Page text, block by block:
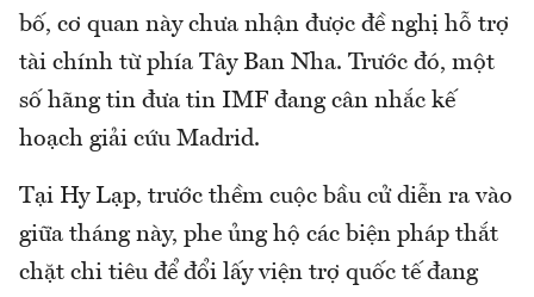
bố, cơ quan này chưa nhận được đề nghị hỗ trợ
tài chính từ phía Tây Ban Nha. Trước đó, một
số hãng tin đưa tin IMF đang cân nhắc kế
hoạch giải cứu Madrid.
Tại Hy Lạp, trước thềm cuộc bầu cử diễn ra vào
giữa tháng này, phe ủng hộ các biện pháp thắt
chặt chi tiêu để đổi lấy viện trợ quốc tế đang